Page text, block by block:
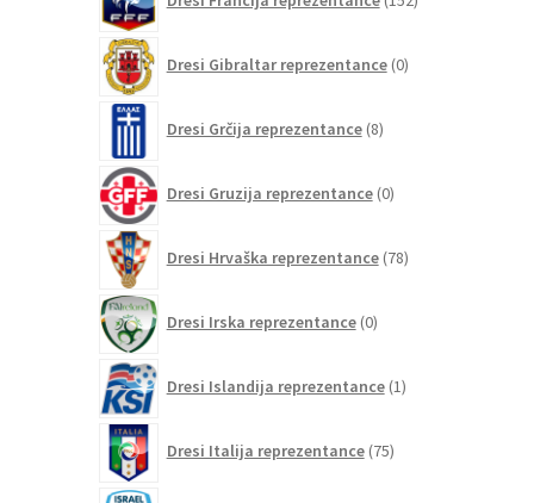
izdelkov
Dresi Gibraltar reprezentance 0izdelkov
Dresi Grčija reprezentance 8izdelkov
Dresi Gruzija reprezentance 0izdelkov
Dresi Hrvaška reprezentance 78izdelkov
Dresi Irska reprezentance 0izdelkov
Dresi Islandija reprezentance 1izdelek
Dresi Italija reprezentance 75izdelkov